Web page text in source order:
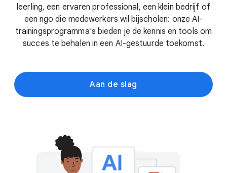
leerling, een ervaren professional, een klein bedrijf of
een ngo die medewerkers wil bijscholen: onze AI-
trainingsprogramma's bieden je de kennis en tools om
succes te behalen in een AI-gestuurde toekomst.
Aan de slag